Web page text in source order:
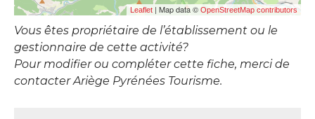
Leaflet | Map data © OpenStreetMap contributors
Vous êtes propriétaire de l’établissement ou le
gestionnaire de cette activité?
Pour modifier ou compléter cette fiche, merci de
contacter Ariège Pyrénées Tourisme.